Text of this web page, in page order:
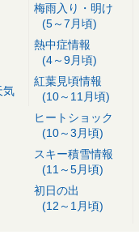
気
梅雨入り・明け
(5～7月頃)
熱中症情報
(4～9月頃)
紅葉見頃情報
(10～11月頃)
ヒートショック
(10～3月頃)
スキー積雪情報
(11～5月頃)
初日の出
(12～1月頃)